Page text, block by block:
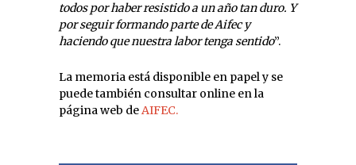
todos por haber resistido a un año tan duro. Y
por seguir formando parte de Aifec y
haciendo que nuestra labor tenga sentido”.
La memoria está disponible en papel y se
puede también consultar online en la
página web deAIFEC.